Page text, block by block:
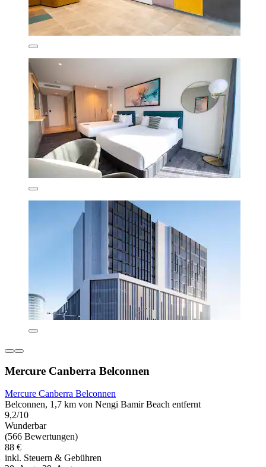
Mercure Canberra Belconnen
Mercure Canberra Belconnen
Belconnen, 1,7 km von Nengi Bamir Beach entfernt
9,2/10
Wunderbar
(566 Bewertungen)
88 €
inkl. Steuern & Gebühren